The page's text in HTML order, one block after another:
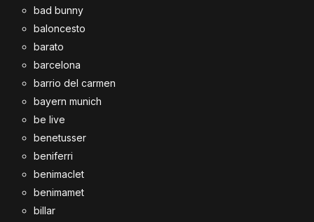
bad bunny
baloncesto
barato
barcelona
barrio del carmen
bayern munich
be live
benetusser
beniferri
benimaclet
benimamet
billar